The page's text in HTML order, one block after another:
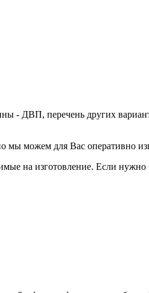
- ДВП, перечень других
можем для Вас оперативно
на изготовление. Если нужно